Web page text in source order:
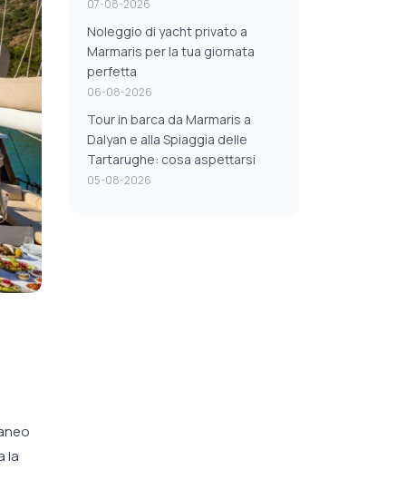
la
07-08-2026
Noleggio di yacht privato a
Marmaris per la tua giornata
perfetta
06-08-2026
Tour in barca da Marmaris a
Dalyan e alla Spiaggia delle
Tartarughe: cosa aspettarsi
05-08-2026